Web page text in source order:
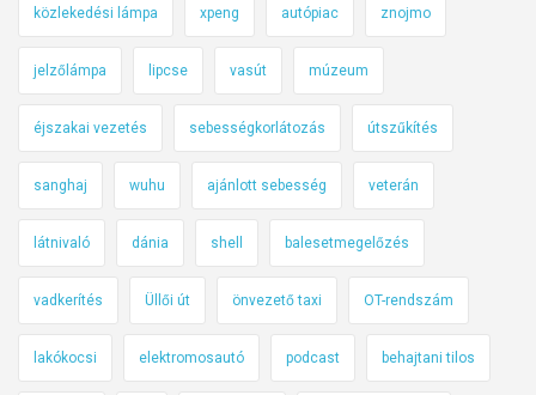
közlekedési lámpa xpeng autópiac znojmo
jelzőlámpa lipcse vasút múzeum
éjszakai vezetés sebességkorlátozás útszűkítés
sanghaj wuhu ajánlott sebesség veterán
látnivaló dánia shell balesetmegelőzés
vadkerítés Üllői út önvezető taxi OT-rendszám
lakókocsi elektromosautó podcast behajtani tilos